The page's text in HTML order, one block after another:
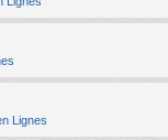
Lignes